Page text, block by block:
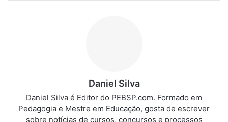
Daniel Silva
Daniel Silva é Editor do PEBSP.com. Formado em
Pedagogia e Mestre em Educação, gosta de escrever
sobre notícias de cursos, concursos e processos